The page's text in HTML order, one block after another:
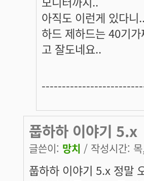
아직도 이런게 있다니
하드 제하드는 40기
고 잘도네요..
풉하하 이야기 5.x
글쓴이: 망치 / 작성시간:
풉하하 이야기 5.x 정말